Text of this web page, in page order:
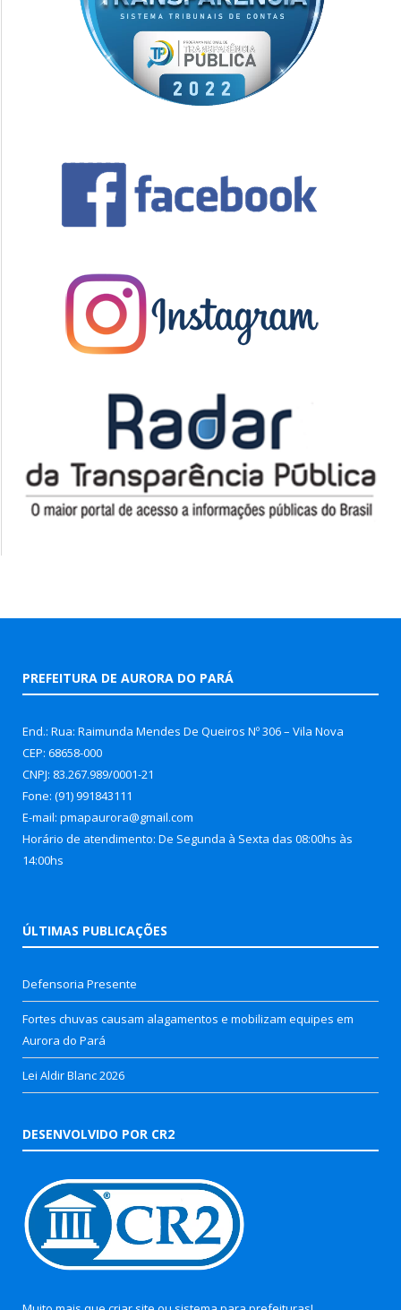
PREFEITURA DE AURORA DO PARÁ
End.: Rua: Raimunda Mendes De Queiros Nº 306 – Vila Nova
CEP: 68658-000
CNPJ: 83.267.989/0001-21
Fone: (91) 991843111
E-mail: pmapaurora@gmail.com
Horário de atendimento: De Segunda à Sexta das 08:00hs às
14:00hs
ÚLTIMAS PUBLICAÇÕES
Defensoria Presente
Fortes chuvas causam alagamentos e mobilizam equipes em
Aurora do Pará
Lei Aldir Blanc 2026
DESENVOLVIDO POR CR2